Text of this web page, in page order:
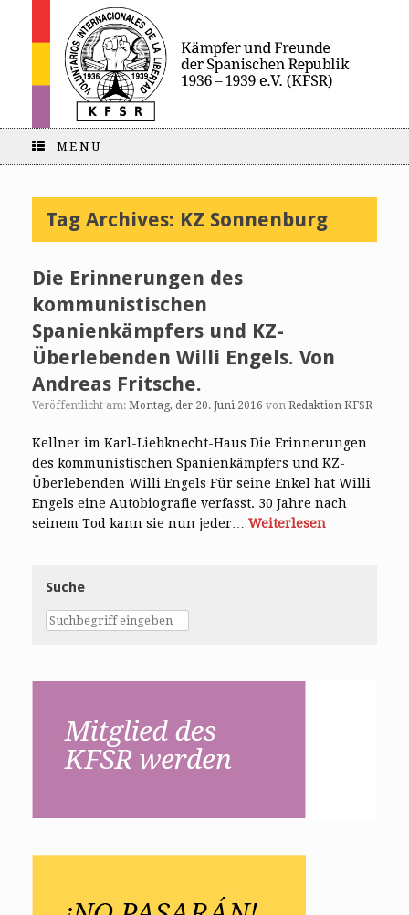
MENU
Tag Archives: KZ Sonnenburg
Die Erinnerungen des
kommunistischen
Spanienkämpfers und KZ-
Überlebenden Willi Engels. Von
Andreas Fritsche.
Veröffentlicht am: Montag, der 20. Juni 2016 von Redaktion KFSR
Kellner im Karl-Liebknecht-Haus Die Erinnerungen
des kommunistischen Spanienkämpfers und KZ-
Überlebenden Willi Engels Für seine Enkel hat Willi
Engels eine Autobiografie verfasst. 30 Jahre nach
seinem Tod kann sie nun jeder… Weiterlesen
Suche